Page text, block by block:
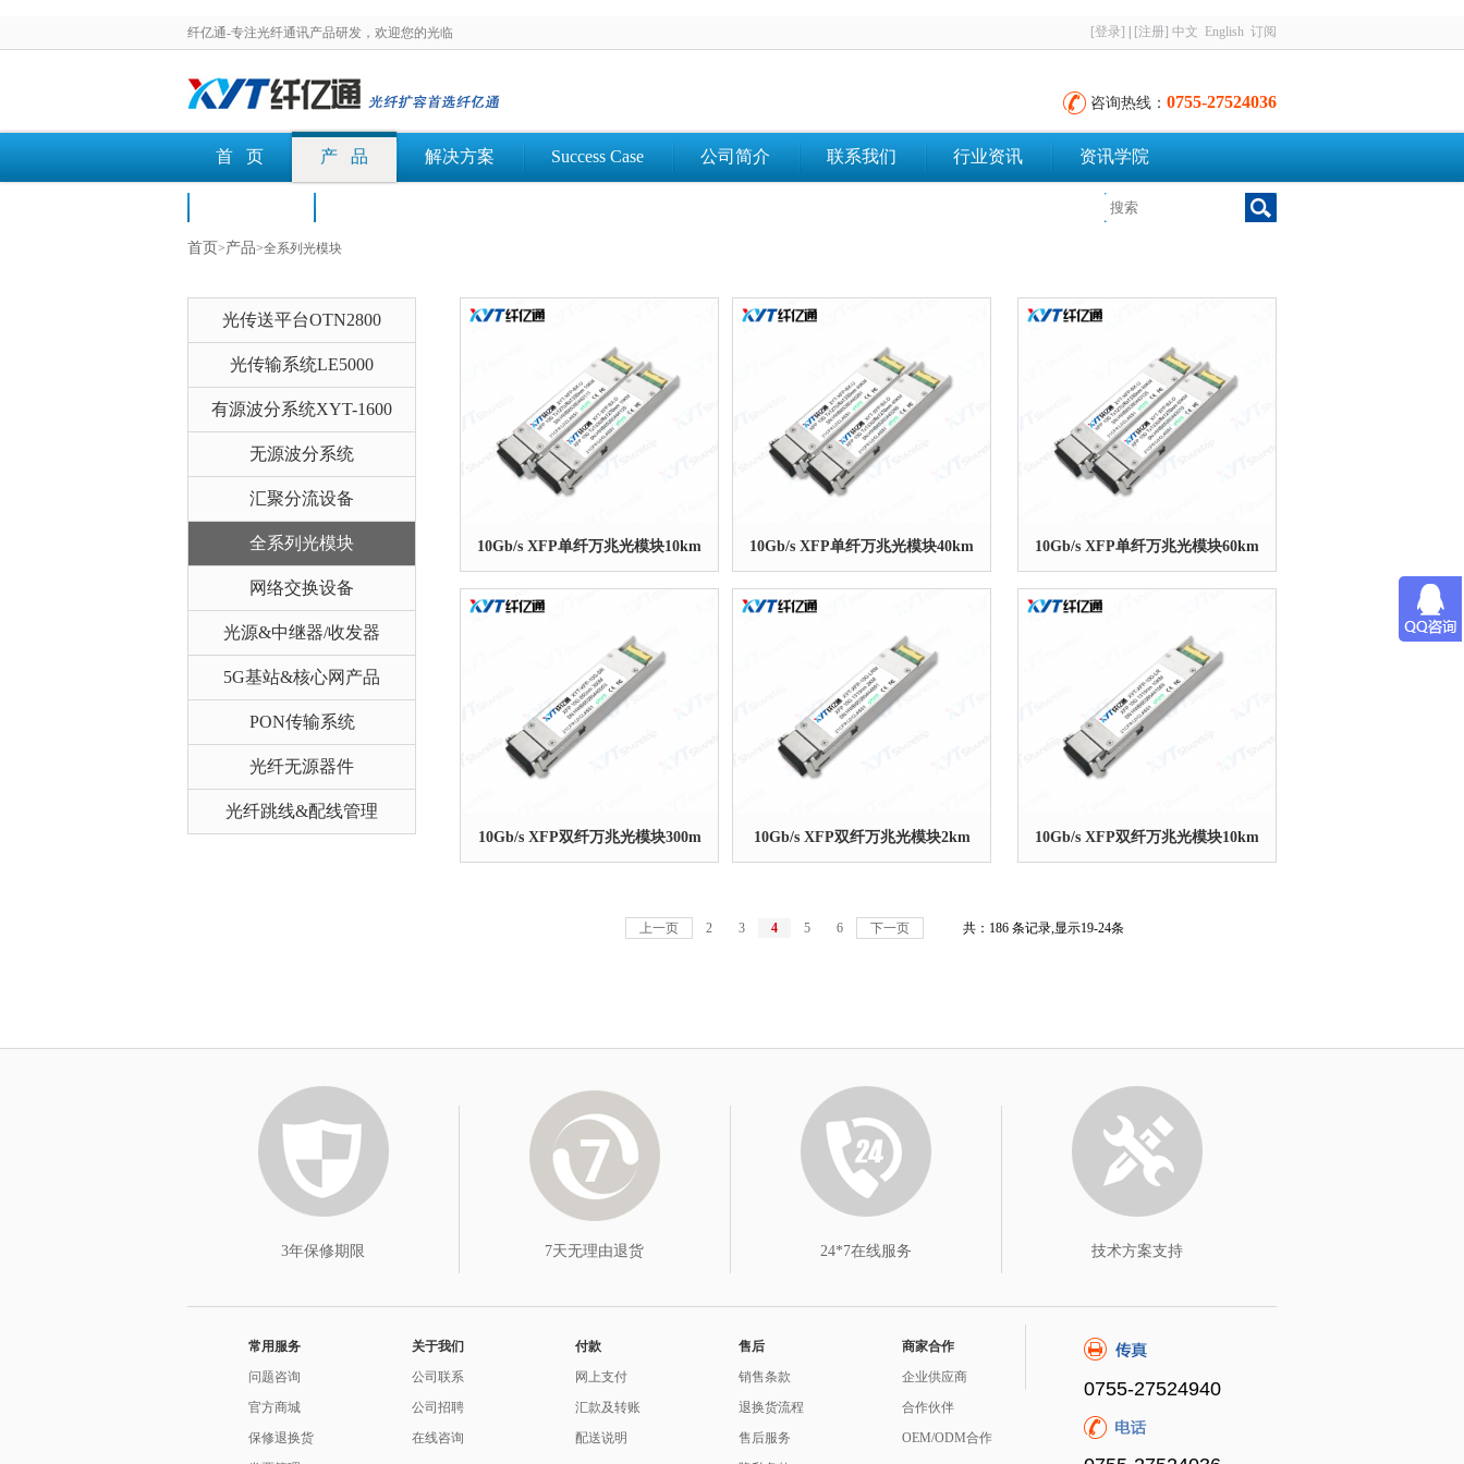
纤亿通-专注光纤通讯产品研发，欢迎您的光临 [登录] [注册] 中文 English 订阅
咨询热线： 0755-27524036
首 页 产 品 解决方案 Success Case 公司简介 联系我们 行业资讯 资讯学院
首页 >产品>全系列光模块
光传送平台OTN2800
光传输系统LE5000
有源波分系统XYT-1600
无源波分系统
汇聚分流设备
全系列光模块
网络交换设备
光源&中继器/收发器
5G基站&核心网产品
PON传输系统
光纤无源器件
光纤跳线&配线管理
10Gb/s XFP单纤万兆光模块10km 10Gb/s XFP单纤万兆光模块40km 10Gb/s XFP单纤万兆光模块60km
10Gb/s XFP双纤万兆光模块300m 10Gb/s XFP双纤万兆光模块2km 10Gb/s XFP双纤万兆光模块10km
上一页 2 3 4 5 6 下一页 共：186 条记录,显示19-24条
3年保修期限 7天无理由退货 24*7在线服务 技术方案支持
常用服务
问题咨询
官方商城
保修退换货
关于我们
公司联系
公司招聘
在线咨询
付款
网上支付
汇款及转账
配送说明
售后
销售条款
退换货流程
售后服务
商家合作
企业供应商
合作伙伴
OEM/ODM合作
0755-27524940